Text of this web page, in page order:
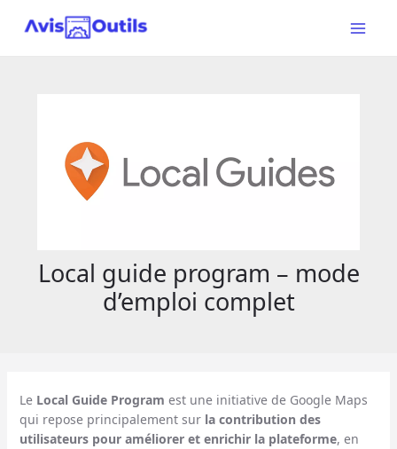
Main
Local guide program – mode
d’emploi complet
Le Local Guide Program est une initiative de Google Maps
qui repose principalement sur la contribution des
utilisateurs pour améliorer et enrichir la plateforme, en